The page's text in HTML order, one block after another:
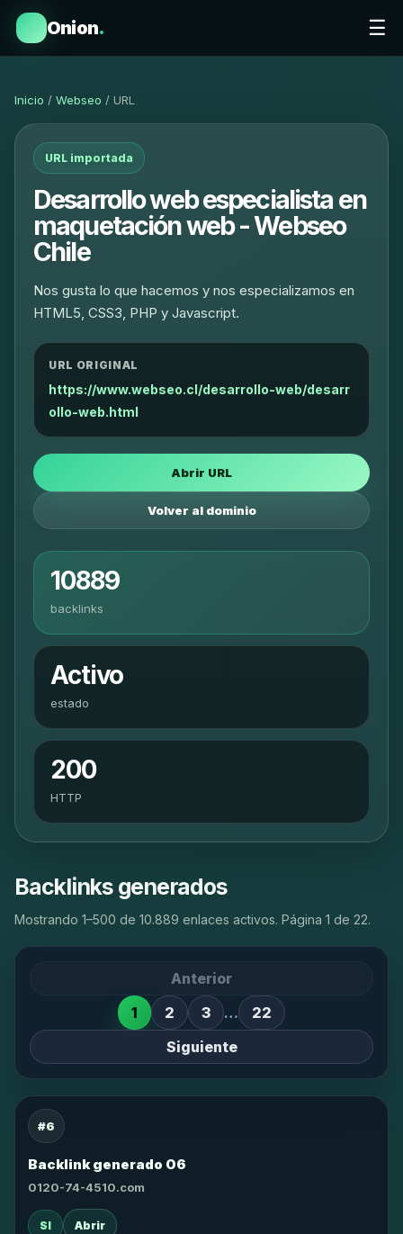
Onion. ☰
Inicio / Webseo / URL
URL importada
Desarrollo web especialista en
maquetación web - Webseo
Chile
Nos gusta lo que hacemos y nos especializamos en
HTML5, CSS3, PHP y Javascript.
URL ORIGINAL
https://www.webseo.cl/desarrollo-web/desarr
ollo-web.html
Abrir URL
Volver al dominio
10889
backlinks
Activo
estado
200
HTTP
Backlinks generados
Mostrando 1–500 de 10.889 enlaces activos. Página 1 de 22.
Anterior
1
2 3 …
22
Siguiente
#6
Backlink generado 06
0120-74-4510.com
SI Abrir